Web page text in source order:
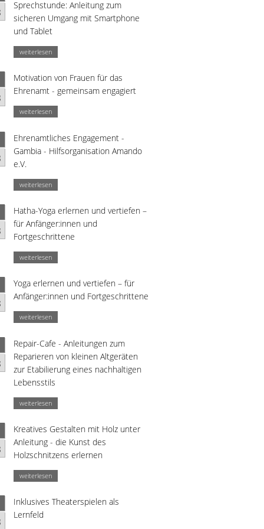
Sprechstunde: Anleitung zum
sicheren Umgang mit Smartphone
und Tablet
weiterlesen
Motivation von Frauen für das
Ehrenamt - gemeinsam engagiert
weiterlesen
Ehrenamtliches Engagement -
Gambia - Hilfsorganisation Amando
e.V.
weiterlesen
Hatha-Yoga erlernen und vertiefen –
für Anfänger:innen und
Fortgeschrittene
weiterlesen
Yoga erlernen und vertiefen – für
Anfänger:innen und Fortgeschrittene
weiterlesen
Repair-Cafe - Anleitungen zum
Reparieren von kleinen Altgeräten
zur Etabilierung eines nachhaltigen
Lebensstils
weiterlesen
Kreatives Gestalten mit Holz unter
Anleitung - die Kunst des
Holzschnitzens erlernen
weiterlesen
Inklusives Theaterspielen als
Lernfeld